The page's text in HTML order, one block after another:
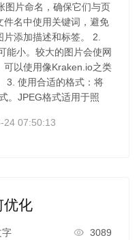
图片命名，确保它们与页
名中使用关键词，避免
添加描述和标签。 2.
能小。较大的图片会使网
可以使用像Kraken.io之类
3. 使用合适的格式：将
。JPEG格式适用于照
24 07:50:13
优化
字 3089